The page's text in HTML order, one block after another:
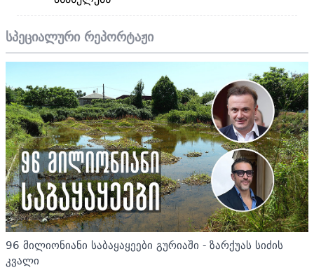
სპეციალური რეპორტაჟი
96 მილიონიანი საბაყაყეები გურიაში - ზარქუას სიძის
კვალი